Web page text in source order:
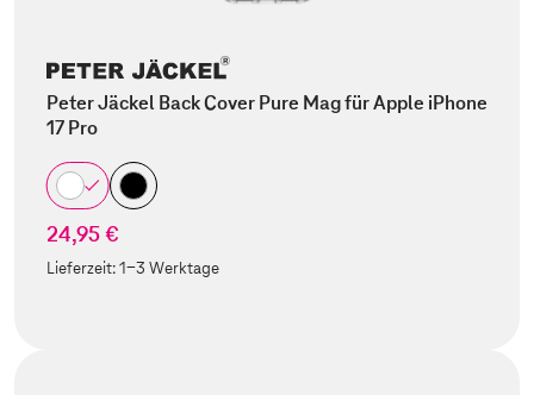
Peter Jäckel Back Cover Pure Mag für Apple iPhone
17 Pro
24,95 €
Lieferzeit:1-3 Werktage